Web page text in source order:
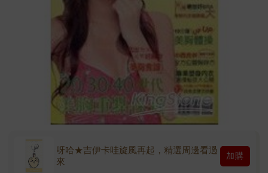
呀哈★吉伊卡哇旋風再起，精選周邊看過
來
加購